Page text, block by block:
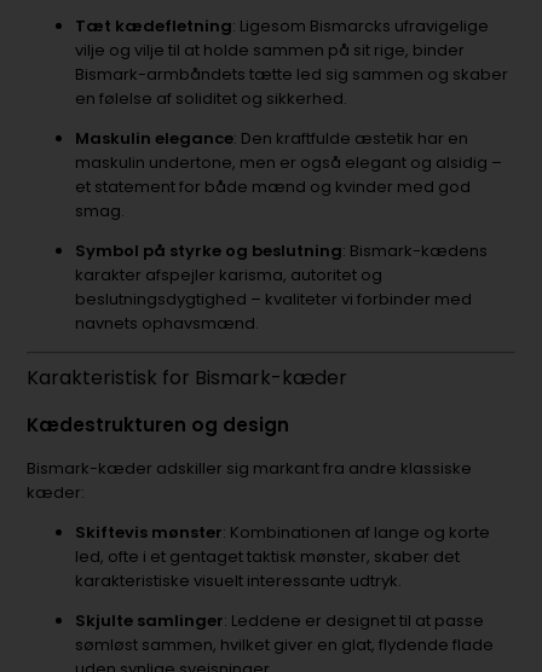
Tæt kædefletning: Ligesom Bismarcks ufravigelige
vilje og vilje til at holde sammen på sit rige, binder
Bismark-armbåndets tætte led sig sammen og skaber
en følelse af soliditet og sikkerhed.
Maskulin elegance: Den kraftfulde æstetik har en
maskulin undertone, men er også elegant og alsidig –
et statement for både mænd og kvinder med god
smag.
Symbol på styrke og beslutning: Bismark-kædens
karakter afspejler karisma, autoritet og
beslutningsdygtighed – kvaliteter vi forbinder med
navnets ophavsmænd.
Karakteristisk for Bismark-kæder
Kædestrukturen og design
Bismark-kæder adskiller sig markant fra andre klassiske
kæder:
Skiftevis mønster: Kombinationen af lange og korte
led, ofte i et gentaget taktisk mønster, skaber det
karakteristiske visuelt interessante udtryk.
Skjulte samlinger: Leddene er designet til at passe
sømløst sammen, hvilket giver en glat, flydende flade